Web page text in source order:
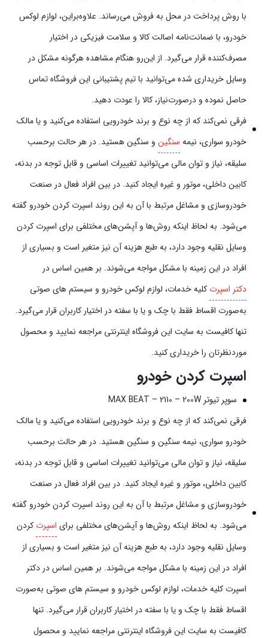
با روش پرداخت در محل به فروش می‌رساند. علاوه‌بر‌این، لوازم لوکس
خودرو، با ضمانت‌نامه اصالت کالا و سلامت فیزیکی در اختیار
مصرف‌کننده قرار می‌گیرد. از این‌رو هنگام مشاهده هرگونه مشکل در
وسایل خریداری شده می‌توانید با تیم پشتیبانی این فروشگاه تماس
حاصل نموده و در‌صورت‌نیاز، کالا را عودت دهید.
فرقی نمی‌کند که از چه نوع و برند خودرویی استفاده می‌کنید و یا مالک
خودرو سواری، نیمه سنگین و سنگین هستید. در هر حالت برحسب
سلیقه، نیاز و توان مالی می‌توانید تغییرات اساسی و قابل توجه در بدنه،
کابین داخلی، موتور و غیره ایجاد کنید. در بین افراد فعال در صنعت
خودروسازی و مشاغل مرتبط با آن به این روند اسپرت کردن خودرو گفته
می‌شود. به لحاظ اینکه روش‌ها و آپشن‌های مختلفی برای اسپرت کردن
وسایل نقلیه وجود دارد، به طبع هزینه آن نیز متغیر است و بسیاری از
افراد در این زمینه با مشکل مواجه می‌شوند. بر همین اساس در
دکتر اسپرت کلیه خدمات، لوازم لوکس خودرو و سیستم‌ های صوتی
به‌صورت اقساط فقط با چک و یا با سفته در اختیار کاربران قرار می‌گیرد.
تنها کافیست به سایت این فروشگاه اینترنتی مراجعه نمایید و محصول
موردنظرتان را خریداری کنید.
اسپرت کردن خودرو
سوپر تیوتر MAX BEAT – 2110 – 200W
فرقی نمی‌کند که از چه نوع و برند خودرویی استفاده می‌کنید و یا مالک
خودرو سواری، نیمه سنگین و سنگین هستید. در هر حالت برحسب
سلیقه، نیاز و توان مالی می‌توانید تغییرات اساسی و قابل توجه در بدنه،
کابین داخلی، موتور و غیره ایجاد کنید. در بین افراد فعال در صنعت
خودروسازی و مشاغل مرتبط با آن به این روند اسپرت کردن خودرو گفته
می‌شود. به لحاظ اینکه روش‌ها و آپشن‌های مختلفی برای اسپرت کردن
وسایل نقلیه وجود دارد، به طبع هزینه آن نیز متغیر است و بسیاری از
افراد در این زمینه با مشکل مواجه می‌شوند. بر همین اساس در دکتر
اسپرت کلیه خدمات، لوازم لوکس خودرو و سیستم‌ های صوتی به‌صورت
اقساط فقط با چک و یا با سفته در اختیار کاربران قرار می‌گیرد. تنها
کافیست به سایت این فروشگاه اینترنتی مراجعه نمایید و محصول